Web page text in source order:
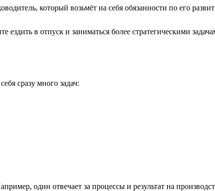
который возьмёт на себя обязанности по его
в отпуск и заниматься более стратегическими
сразу много задач:
один отвечает за процессы и результат на